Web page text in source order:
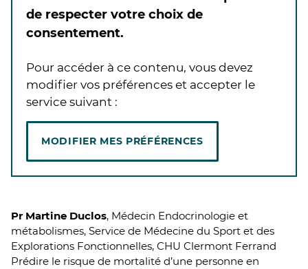
de respecter votre choix de
consentement.
Pour accéder à ce contenu, vous devez
modifier vos préférences et accepter le
service suivant :
MODIFIER MES PRÉFÉRENCES
Pr Martine Duclos, Médecin Endocrinologie et
métabolismes, Service de Médecine du Sport et des
Explorations Fonctionnelles, CHU Clermont Ferrand
Prédire le risque de mortalité d’une personne en